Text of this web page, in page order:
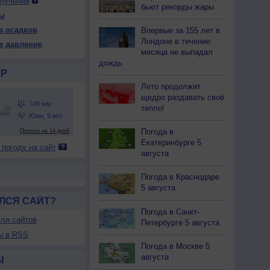
ср 13 чт
Ночь
+25
80
+28
73
Ночь
+25
7-12
14 пт
День
+28
69
10-15
+30
15 сб
Ночь
750
+25
83
7-12
+25
15 сб
День
10-15
16 вс
Ночь
7-12
осадков
давление
на сайт
САЙТ?
сайтов
в RSS
бьют рекорды жары
Впервые за 155 лет в
Лондоне в течение
месяца не выпадал
дождь
Лето продолжит
щедро раздавать своё
тепло!
Погода в
Екатеринбурге 5
августа
Погода в Краснодаре
5 августа
Погода в Санкт-
Петербурге 5 августа
Погода в Москве 5
августа